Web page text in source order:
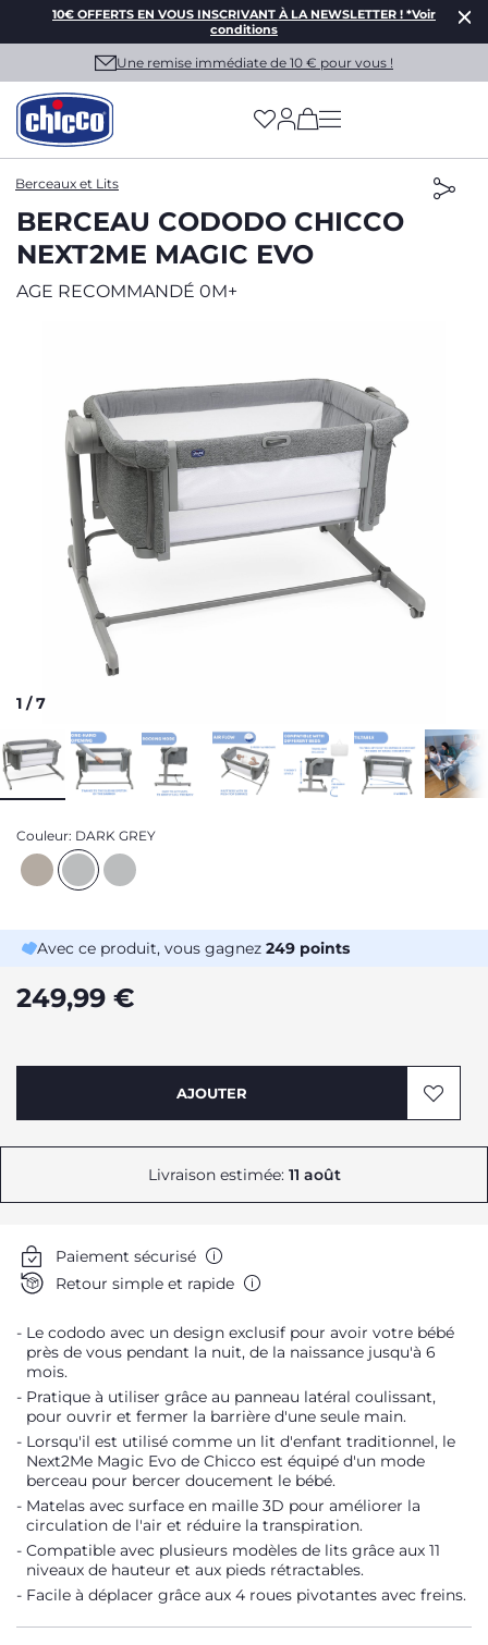
10€ OFFERTS EN VOUS INSCRIVANT À LA NEWSLETTER ! *Voir
conditions
Une remise immédiate de 10 € pour vous !
(has more options
Berceaux et Lits
BERCEAU CODODO CHICCO
NEXT2ME MAGIC EVO
AGE RECOMMANDÉ 0M+
1 /7
Couleur: DARK GREY
Avec ce produit, vous gagnez 249 points
249,99 €
AJOUTER
Livraison estimée: 11 août
Paiement sécurisé
Retour simple et rapide
Le cododo avec un design exclusif pour avoir votre bébé
près de vous pendant la nuit, de la naissance jusqu'à 6
mois.
Pratique à utiliser grâce au panneau latéral coulissant,
pour ouvrir et fermer la barrière d'une seule main.
Lorsqu'il est utilisé comme un lit d'enfant traditionnel, le
Next2Me Magic Evo de Chicco est équipé d'un mode
berceau pour bercer doucement le bébé.
Matelas avec surface en maille 3D pour améliorer la
circulation de l'air et réduire la transpiration.
Compatible avec plusieurs modèles de lits grâce aux 11
niveaux de hauteur et aux pieds rétractables.
Facile à déplacer grâce aux 4 roues pivotantes avec freins.